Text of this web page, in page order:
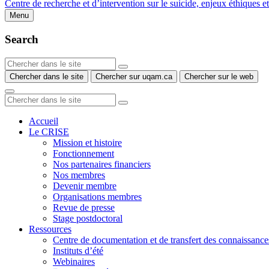
Centre de recherche et d’intervention sur le suicide, enjeux éthiques
Menu
Search
Chercher dans le site Chercher sur uqam.ca Chercher sur le web
Accueil
Le CRISE
Mission et histoire
Fonctionnement
Nos partenaires financiers
Nos membres
Devenir membre
Organisations membres
Revue de presse
Stage postdoctoral
Ressources
Centre de documentation et de transfert des
Instituts d’été
Webinaires